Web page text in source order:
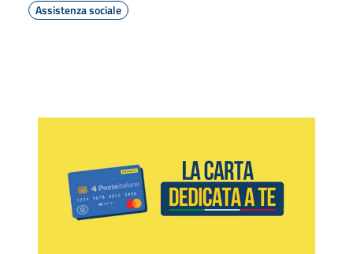
Assistenza sociale